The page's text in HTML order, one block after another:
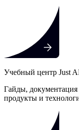
Учебный центр Just
Гайды,
продукты и